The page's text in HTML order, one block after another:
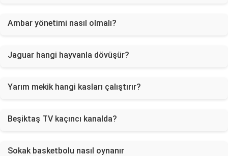
Ambar yönetimi nasıl olmalı?
Jaguar hangi hayvanla dövüşür?
Yarım mekik hangi kasları çalıştırır?
Beşiktaş TV kaçıncı kanalda?
Sokak basketbolu nasıl oynanır